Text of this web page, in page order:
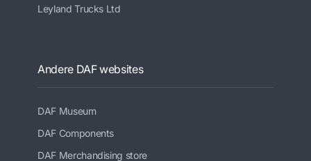
Leyland Trucks Ltd
Andere DAF websites
DAF Museum
DAF Components
DAF Merchandising store